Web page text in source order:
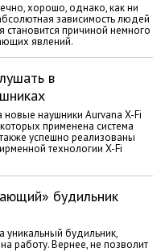
хорошо, однако, как ни
зависимость людей
становится причиной немного
явлений.
в
наушники Aurvana X-Fi
применена система
успешно реализованы
технологии X-Fi
будильник
уникальный будильник,
работу. Вернее, не позволит